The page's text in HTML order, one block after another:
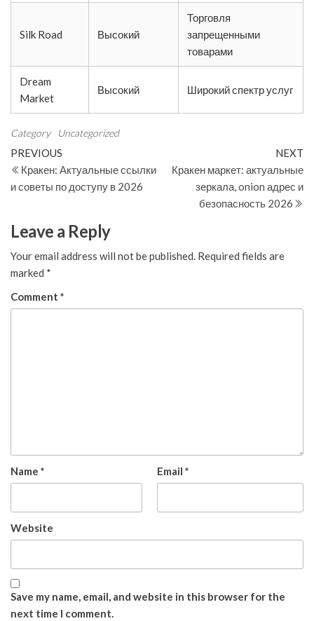
Silk Road Высокий
Торговля
запрещенными
товарами
Dream
Market
Высокий Широкий спектр услуг
Category Uncategorized
Post
navigation
Previous
Post
PREVIOUS
Кракен: Актуальные ссылки
и советы по доступу в 2026
NEXT
Кракен маркет: актуальные
зеркала, onion адрес и
безопасность 2026
Leave a Reply
Your email address will not be published. Required fields are
marked *
Comment *
Name * Email *
Website
Save my name, email, and website in this browser for the
next time I comment.